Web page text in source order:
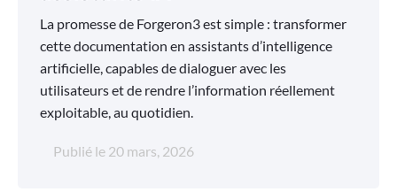
La promesse de Forgeron3 est simple : transformer
cette documentation en assistants d’intelligence
artificielle, capables de dialoguer avec les
utilisateurs et de rendre l’information réellement
exploitable, au quotidien.
Publié le 20 mars, 2026